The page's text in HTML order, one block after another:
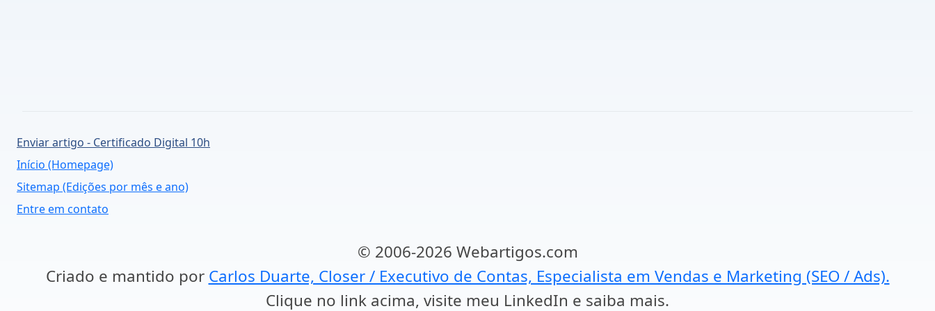
Enviar artigo - Certificado Digital 10h
Início (Homepage)
Sitemap (Edições por mês e ano)
Entre em contato
© 2006-2026 Webartigos.com
Criado e mantido por Carlos Duarte, Closer / Executivo de Contas, Especialista em Vendas e Marketing (SEO / Ads).
Clique no link acima, visite meu LinkedIn e saiba mais.